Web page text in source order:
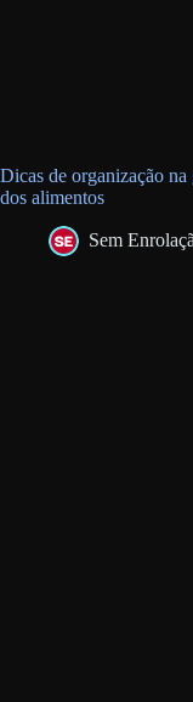
Dicas de organização
dos alimentos
Sem